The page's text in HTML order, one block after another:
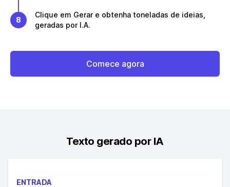
8
Clique em Gerar e obtenha toneladas de ideias,
geradas por I.A.
Comece agora
Texto gerado por IA
ENTRADA